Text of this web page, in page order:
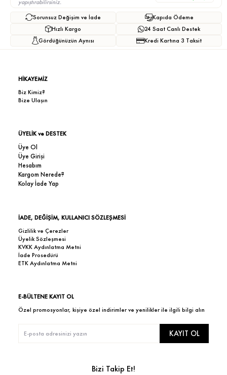
yapıştırabilirsiniz.
Sorunsuz Değişim ve İade
Hızlı Kargo
Gördüğünüzün Aynısı
Kapıda Ödeme
24 Saat Canlı Destek
Kredi Kartına 3 Taksit
HİKAYEMİZ
Biz Kimiz?
Bize Ulaşın
ÜYELİK ve DESTEK
Üye Ol
Üye Girişi
Hesabım
Kargom Nerede?
Kolay İade Yap
İADE, DEĞİŞİM, KULLANICI SÖZLEŞMESİ
Gizlilik ve Çerezler
Üyelik Sözleşmesi
KVKK Aydınlatma Metni
İade Prosedürü
ETK Aydınlatma Metni
E-BÜLTENE KAYIT OL
Özel promosyonlar, kişiye özel indirimler ve yenilikler ile ilgili bilgi alın
KAYIT OL
Bizi Takip Et!